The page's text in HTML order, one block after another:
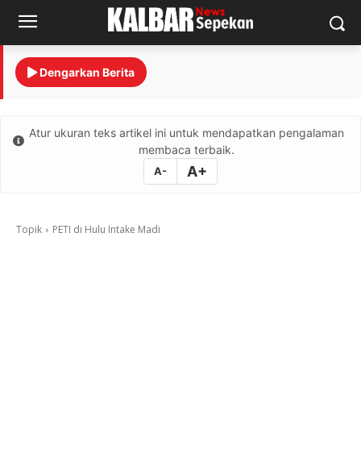
Dengarkan Berita
Atur ukuran teks artikel ini untuk mendapatkan pengalaman
membaca terbaik.
A- A+
Topik PETI di Hulu Intake Madi